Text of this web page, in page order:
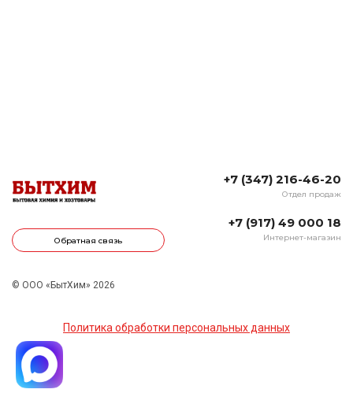
Обратная связь
+7 (347) 216-46-20
Отдел продаж
+7 (917) 49 000 18
Интернет-магазин
© ООО «БытХим» 2026
Политика обработки персональных данных